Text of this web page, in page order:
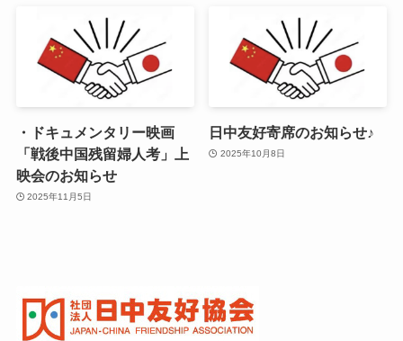
・ドキュメンタリー映画
「戦後中国残留婦人考」上
映会のお知らせ
2025年11月5日
日中友好寄席のお知らせ♪
2025年10月8日